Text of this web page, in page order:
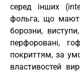
серед інших
фольга, що
борозни,
перфоровані,
покриттям, за
властивостей